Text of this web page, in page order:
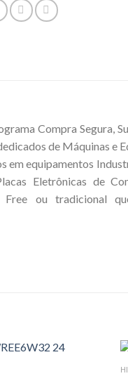
Compra Segura,
de Máquinas e
em equipamentos
Eletrônicas de
ou tradicional